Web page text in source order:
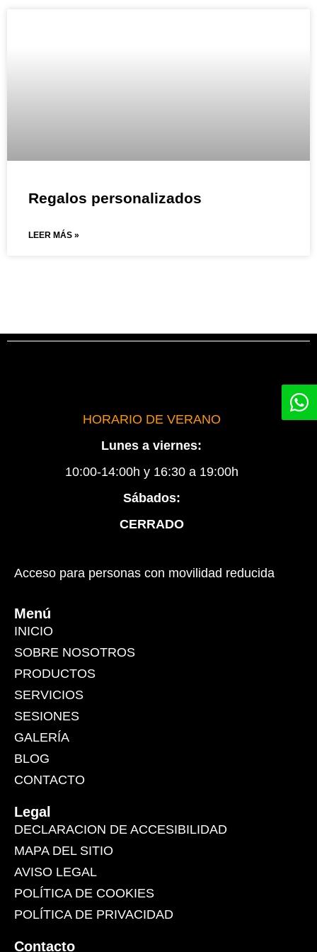
Regalos personalizados
LEER MÁS »
HORARIO DE VERANO
Lunes a viernes:
10:00-14:00h y 16:30 a 19:00h
Sábados:
CERRADO
Acceso para personas con movilidad reducida
Menú
INICIO
SOBRE NOSOTROS
PRODUCTOS
SERVICIOS
SESIONES
GALERÍA
BLOG
CONTACTO
Legal
DECLARACION DE ACCESIBILIDAD
MAPA DEL SITIO
AVISO LEGAL
POLÍTICA DE COOKIES
POLÍTICA DE PRIVACIDAD
Contacto